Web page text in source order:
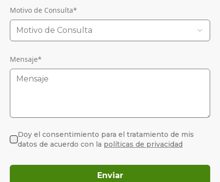
Motivo de Consulta*
Motivo de Consulta
Mensaje*
Doy el consentimiento para el tratamiento de mis
datos de acuerdo con la políticas de privacidad
Enviar